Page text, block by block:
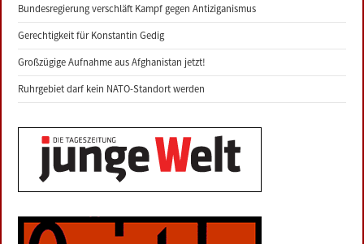
Bundesregierung verschläft Kampf gegen Antiziganismus
Gerechtigkeit für Konstantin Gedig
Großzügige Aufnahme aus Afghanistan jetzt!
Ruhrgebiet darf kein NATO-Standort werden